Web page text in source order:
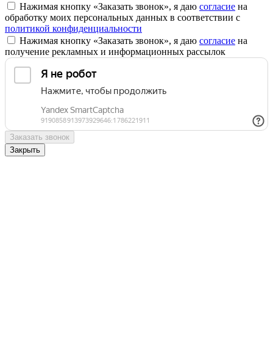
Нажимая кнопку «Заказать звонок», я даю согласие на
обработку моих персональных данных в соответствии с
политикой конфиденциальности
Нажимая кнопку «Заказать звонок», я даю согласие на
получение рекламных и информационных рассылок
Заказать звонок
Закрыть